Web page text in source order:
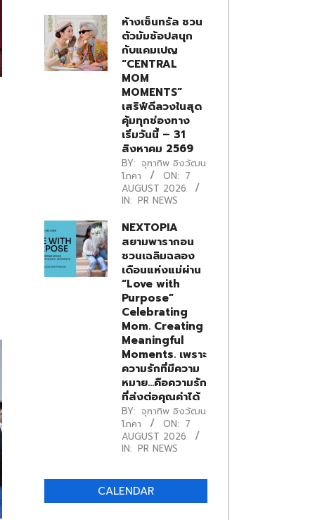
ห้างเซ็นทรัล ชวน
ตัวมัมช้อปสนุก
กับแคมเปญ
“CENTRAL
MOM
MOMENTS”
เสริฟ์ดีลวงในสุด
คุ้มทุกช่องทาง
เริ่มวันนี้ – 31
สิงหาคม 2569
BY: จุฑาทิพ อิงวัฒน
โภคา
ON: 7
AUGUST 2026
IN: PR NEWS
NEXTOPIA
สยามพารากอน
ชวนเฉลิมฉลอง
เดือนแห่งแม่ผ่าน
“Love with
Purpose”
Celebrating
Mom. Creating
Meaningful
Moments. เพราะ
ความรักที่มีความ
หมาย…คือความรัก
ที่ส่งต่อคุณค่าได้
BY: จุฑาทิพ อิงวัฒน
โภคา
ON: 7
AUGUST 2026
IN: PR NEWS
CALENDAR